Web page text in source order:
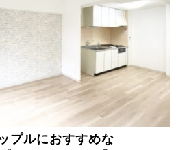
プルにおすすめな